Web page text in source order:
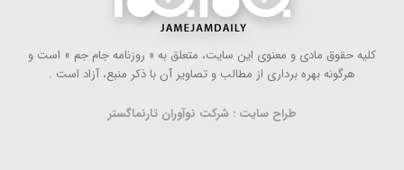
كلیه حقوق مادی و معنوی این سایت، متعلق به « روزنامه جام جم » است و
هرگونه بهره ‌برداری از مطالب و تصاویر آن با ذكر منبع، آزاد است .
طراح سایت : شرکت نوآوران تارنماگستر